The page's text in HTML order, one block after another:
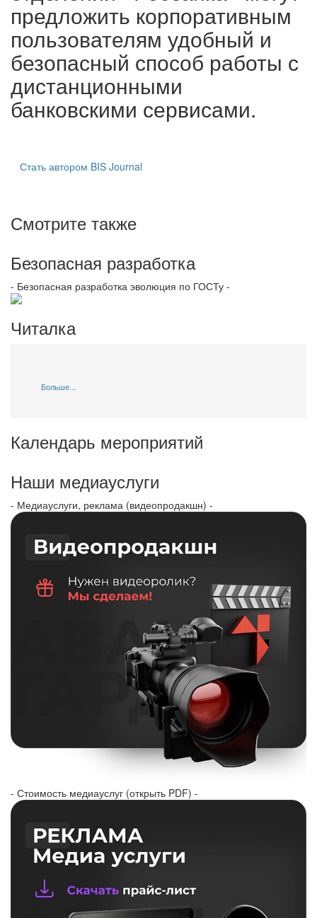
предложить корпоративным
пользователям удобный и
безопасный способ работы с
дистанционными
банковскими сервисами.
Стать автором BIS Journal
Смотрите также
Безопасная разработка
- Безопасная разработка эволюция по ГОСТу -
Читалка
Больше...
Календарь мероприятий
Наши медиауслуги
- Медиауслуги, реклама (видеопродакшн) -
- Стоимость медиауслуг (открыть PDF) -